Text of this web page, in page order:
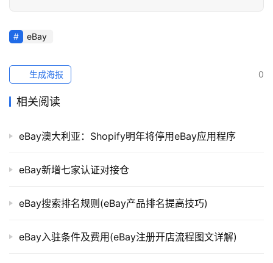
eBay
0
生成海报
相关阅读
eBay澳大利亚：Shopify明年将停用eBay应用程序
eBay新增七家认证对接仓
eBay搜索排名规则(eBay产品排名提高技巧)
eBay入驻条件及费用(eBay注册开店流程图文详解)